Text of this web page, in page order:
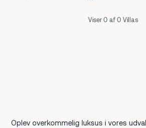
Viser 0 af 0 Villas
Oplev overkommelig luksus i vores